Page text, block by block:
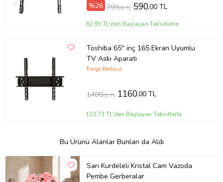
%26 799,00 TL 590,00 TL
62,93 TL'den Başlayan Taksitlerle
Toshiba 65'' inç 165 Ekran Uyumlu
TV Askı Aparatı
Kargo Bedava
1400,00 TL 1160,00 TL
123,73 TL'den Başlayan Taksitlerle
Bu Ürünü Alanlar Bunları da Aldı
Sarı Kurdeleli Kristal Cam Vazoda
Pembe Gerberalar